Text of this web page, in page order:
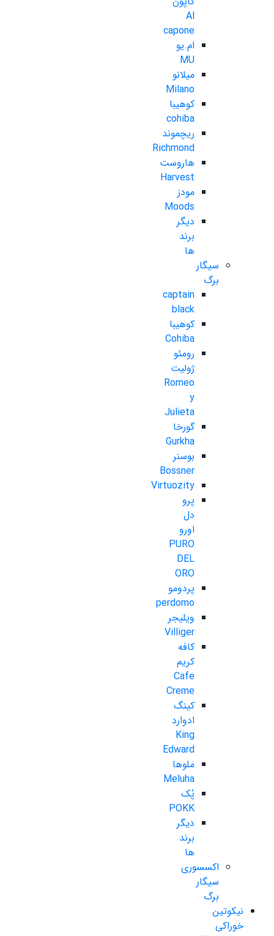
Al
capone
ام.یو
MU
میلانو
Milano
کوهیبا
cohiba
ریچموند
Richmond
هاروست
Harvest
مودز
Moods
دیگر
برند
ها
سیگار
برگ
captain
black
کوهیبا
Cohiba
رومئو
ژولیت
Romeo
y
Julieta
گورخا
Gurkha
بوسنر
Bossner
Virtuozity
پرو
دل
اورو
PURO
DEL
ORO
پردومو
perdomo
ویلیجر
Villiger
کافه
کریم
Cafe
Creme
کینگ
ادوارد
King
Edward
ملوها
Meluha
پُک
POKK
دیگر
برند
ها
اکسسوری
سیگار
برگ
نیکوتین
خوراکی